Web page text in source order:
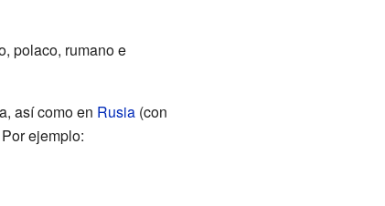
polaco, rumano e
así como en Rusia(con
ejemplo: